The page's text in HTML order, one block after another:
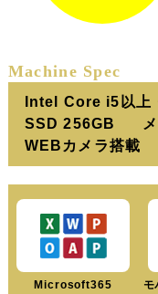
Machine Spec
Intel Core i5以上
SSD 256GB
WEBカメラ搭載
Microsoft365 モ